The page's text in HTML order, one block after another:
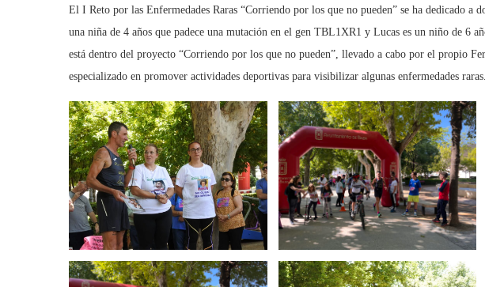
El I Reto por las Enfermedades Raras “Corriendo por los que no pueden” se ha dedicado a
una niña de 4 años que padece una mutación en el gen TBL1XR1 y Lucas es un niño de 6
está dentro del proyecto “Corriendo por los que no pueden”, llevado a cabo por el propio
especializado en promover actividades deportivas para visibilizar algunas enfermedades raras.